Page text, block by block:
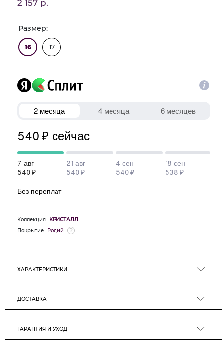
2 157 р.
Размер:
16 17
Коллекция: КРИСТАЛЛ
Покрытие: Родий
ХАРАКТЕРИСТИКИ
ДОСТАВКА
ГАРАНТИЯ И УХОД